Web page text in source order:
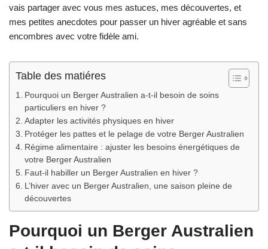
vais partager avec vous mes astuces, mes découvertes, et
mes petites anecdotes pour passer un hiver agréable et sans
encombres avec votre fidèle ami.
Table des matiéres
Pourquoi un Berger Australien a-t-il besoin de soins
particuliers en hiver ?
Adapter les activités physiques en hiver
Protéger les pattes et le pelage de votre Berger Australien
Régime alimentaire : ajuster les besoins énergétiques de
votre Berger Australien
Faut-il habiller un Berger Australien en hiver ?
L’hiver avec un Berger Australien, une saison pleine de
découvertes
Pourquoi un Berger Australien